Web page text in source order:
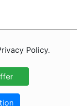
Policy.